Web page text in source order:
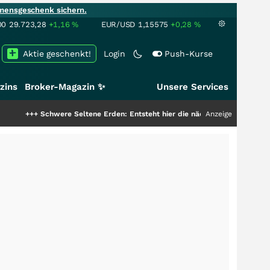
sichern.
29.723,28 +1,16% EUR/USD 1,15575 +0,28 %
Login Push-Kurse
Aktie geschenkt!
Broker-Magazin ✨ Unsere Services
Seltene Erden: Entsteht hier die nächste Milliardenstory?
Anzeige